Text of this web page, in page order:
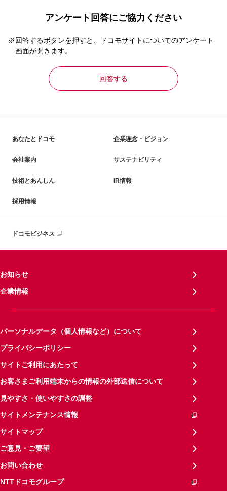
アンケート回答にご協力ください
※回答するボタンを押すと、ドコモサイトについてのアンケート
画面が開きます。
回答する
あなたとドコモ 企業理念・ビジョン
会社案内 サステナビリティ
技術とあんしん IR情報
採用情報
ドコモビジネス
お知らせ
企業情報
パーソナルデータ（個人情報など）について
プライバシーポリシー
サイトご利用にあたって
お客さまご利用端末からの情報の外部送信について
見やすさ・使いやすさの調整
サイトメンテナンス情報
サイトマップ
ご意見・ご要望
お問い合わせ
NTTドコモグループ